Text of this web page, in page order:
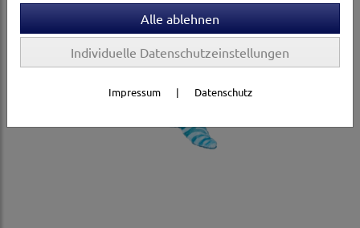
Individuelle Datenschutzeinstellungen
Impressum | Datenschutz